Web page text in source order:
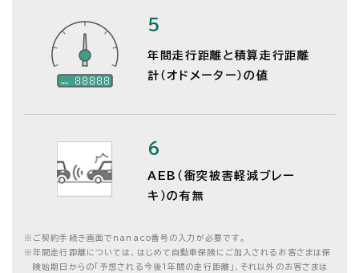
5
年間走行距離と積算走行距離
計（オドメーター）の値
6
AEB（衝突被害軽減ブレー
キ）の有無
※ ご契約手続き画面でnanaco番号の入力が必要です。
※ 年間走行距離については、はじめて自動車保険にご加入されるお客さまは保
険始期日からの「予想される今後1年間の走行距離」、それ以外のお客さまは